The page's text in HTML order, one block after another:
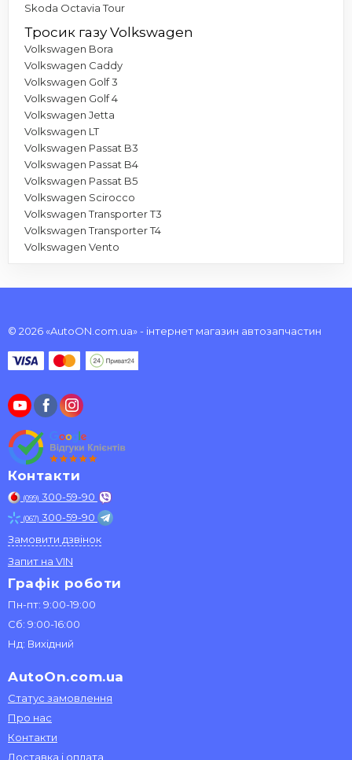
Skoda Octavia Tour
Тросик газу Volkswagen
Volkswagen Bora
Volkswagen Caddy
Volkswagen Golf 3
Volkswagen Golf 4
Volkswagen Jetta
Volkswagen LT
Volkswagen Passat B3
Volkswagen Passat B4
Volkswagen Passat B5
Volkswagen Scirocco
Volkswagen Transporter T3
Volkswagen Transporter T4
Volkswagen Vento
© 2026 «AutoON.com.ua» - інтернет магазин автозапчастин
Контакти
(099) 300-59-90
(067) 300-59-90
Замовити дзвінок
Запит на VIN
Графік роботи
Пн-пт: 9:00-19:00
Сб: 9:00-16:00
Нд: Вихідний
AutoOn.com.ua
Статус замовлення
Про нас
Контакти
Доставка і оплата